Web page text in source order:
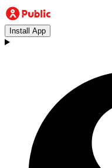
Install App